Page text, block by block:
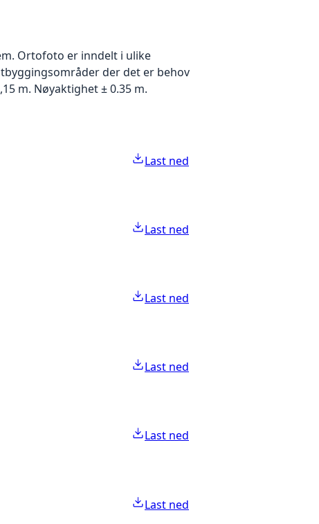
Ortofoto er inndelt i ulike
der det er behov
m. Nøyaktighet ± 0.35 m.
Last ned
Last ned
Last ned
Last ned
Last ned
Last ned